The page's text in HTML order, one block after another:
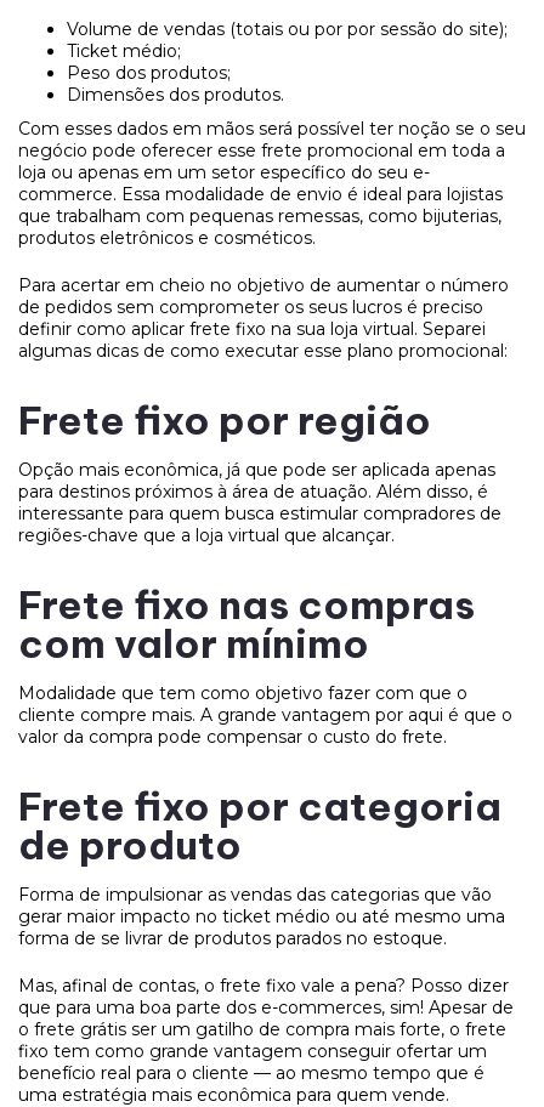
Volume de vendas (totais ou por por sessão do site);
Ticket médio;
Peso dos produtos;
Dimensões dos produtos.
Com esses dados em mãos será possível ter noção se o seu
negócio pode oferecer esse frete promocional em toda a
loja ou apenas em um setor específico do seu e-
commerce. Essa modalidade de envio é ideal para lojistas
que trabalham com pequenas remessas, como bijuterias,
produtos eletrônicos e cosméticos.
Para acertar em cheio no objetivo de aumentar o número
de pedidos sem comprometer os seus lucros é preciso
definir como aplicar frete fixo na sua loja virtual. Separei
algumas dicas de como executar esse plano promocional:
Frete fixo por região
Opção mais econômica, já que pode ser aplicada apenas
para destinos próximos à área de atuação. Além disso, é
interessante para quem busca estimular compradores de
regiões-chave que a loja virtual que alcançar.
Frete fixo nas compras
com valor mínimo
Modalidade que tem como objetivo fazer com que o
cliente compre mais. A grande vantagem por aqui é que o
valor da compra pode compensar o custo do frete.
Frete fixo por categoria
de produto
Forma de impulsionar as vendas das categorias que vão
gerar maior impacto no ticket médio ou até mesmo uma
forma de se livrar de produtos parados no estoque.
Mas, afinal de contas, o frete fixo vale a pena? Posso dizer
que para uma boa parte dos e-commerces, sim! Apesar de
o frete grátis ser um gatilho de compra mais forte, o frete
fixo tem como grande vantagem conseguir ofertar um
benefício real para o cliente — ao mesmo tempo que é
uma estratégia mais econômica para quem vende.